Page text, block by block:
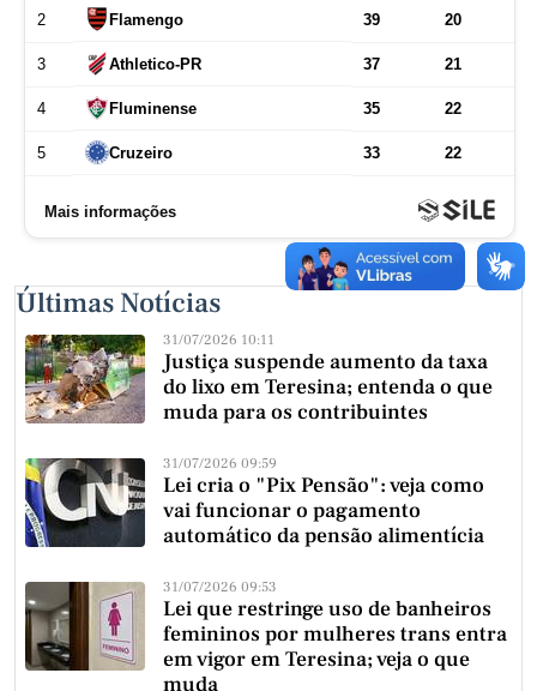
Últimas Notícias
31/07/2026 10:11
Justiça suspende aumento da taxa
do lixo em Teresina; entenda o que
muda para os contribuintes
31/07/2026 09:59
Lei cria o "Pix Pensão": veja como
vai funcionar o pagamento
automático da pensão alimentícia
31/07/2026 09:53
Lei que restringe uso de banheiros
femininos por mulheres trans entra
em vigor em Teresina; veja o que
muda